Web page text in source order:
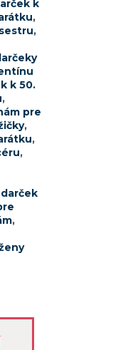
k
,
,
k 50.
,
pre
,
,
,
,